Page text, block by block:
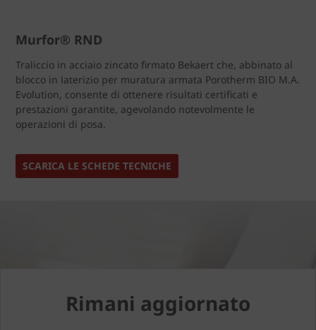
Murfor® RND
Traliccio in acciaio zincato firmato Bekaert che, abbinato al
blocco in laterizio per muratura armata Porotherm BIO M.A.
Evolution, consente di ottenere risultati certificati e
prestazioni garantite, agevolando notevolmente le
operazioni di posa.
SCARICA LE SCHEDE TECNICHE
Rimani aggiornato